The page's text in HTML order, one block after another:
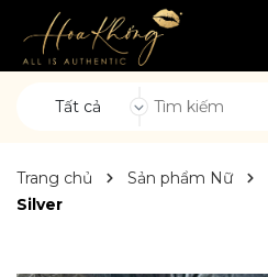
Tất cả
Trang chủ Sản phẩm Nữ
Silver